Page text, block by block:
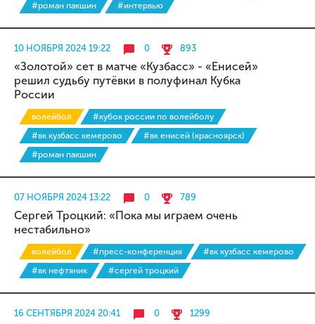
#роман пакшин
#интервью
10 НОЯБРЯ 2024 19:22 0 893
«Золотой» сет в матче «Кузбасс» - «Енисей»
решил судьбу путёвки в полуфинал Кубка
России
волейбол
#кубок россии по волейболу
#вк кузбасс кемерово
#вк енисей (красноярск)
#роман пакшин
07 НОЯБРЯ 2024 13:22 0 789
Сергей Троцкий: «Пока мы играем очень
нестабильно»
волейбол #пресс-конференция
#вк кузбасс кемерово
#вк нефтяник
#сергей троцкий
16 СЕНТЯБРЯ 2024 20:41 0 1299